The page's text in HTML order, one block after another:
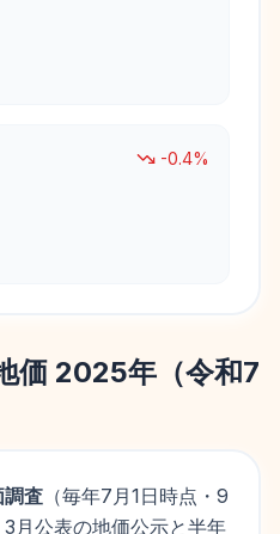
-0.4%
価 2025年（令和7
調査 （毎年7月1日時点・9
月公表の地価公示と半年